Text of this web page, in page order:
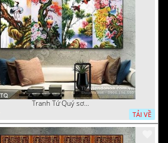
Tranh Tứ Quý sơn dầu mai đào cúc trúc
TẢI VỀ